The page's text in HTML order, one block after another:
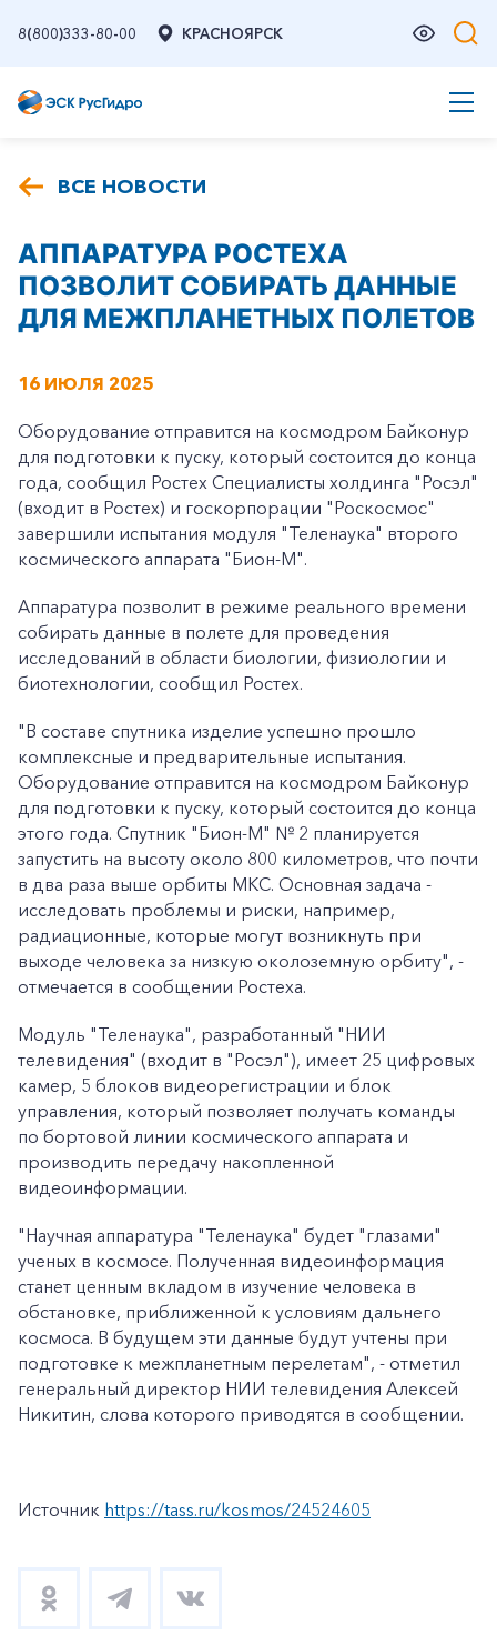
8(800)333-80-00 КРАСНОЯРСК
ВСЕ НОВОСТИ
АППАРАТУРА РОСТЕХА
ПОЗВОЛИТ СОБИРАТЬ ДАННЫЕ
ДЛЯ МЕЖПЛАНЕТНЫХ ПОЛЕТОВ
16 ИЮЛЯ 2025
Оборудование отправится на космодром Байконур
для подготовки к пуску, который состоится до конца
года, сообщил Ростех Специалисты холдинга "Росэл"
(входит в Ростех) и госкорпорации "Роскосмос"
завершили испытания модуля "Теленаука" второго
космического аппарата "Бион-М".
Аппаратура позволит в режиме реального времени
собирать данные в полете для проведения
исследований в области биологии, физиологии и
биотехнологии, сообщил Ростех.
"В составе спутника изделие успешно прошло
комплексные и предварительные испытания.
Оборудование отправится на космодром Байконур
для подготовки к пуску, который состоится до конца
этого года. Спутник "Бион-М" № 2 планируется
запустить на высоту около 800 километров, что почти
в два раза выше орбиты МКС. Основная задача -
исследовать проблемы и риски, например,
радиационные, которые могут возникнуть при
выходе человека за низкую околоземную орбиту", -
отмечается в сообщении Ростеха.
Модуль "Теленаука", разработанный "НИИ
телевидения" (входит в "Росэл"), имеет 25 цифровых
камер, 5 блоков видеорегистрации и блок
управления, который позволяет получать команды
по бортовой линии космического аппарата и
производить передачу накопленной
видеоинформации.
"Научная аппаратура "Теленаука" будет "глазами"
ученых в космосе. Полученная видеоинформация
станет ценным вкладом в изучение человека в
обстановке, приближенной к условиям дальнего
космоса. В будущем эти данные будут учтены при
подготовке к межпланетным перелетам", - отметил
генеральный директор НИИ телевидения Алексей
Никитин, слова которого приводятся в сообщении.
Источник https://tass.ru/kosmos/24524605